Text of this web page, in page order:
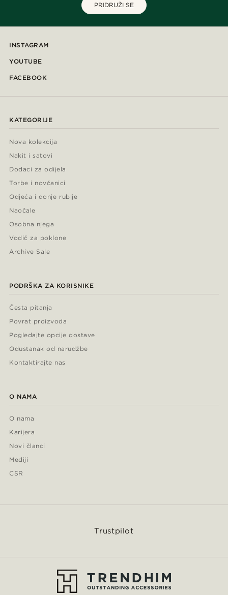
PRIDRUŽI SE
INSTAGRAM
YOUTUBE
FACEBOOK
KATEGORIJE
Nova kolekcija
Nakit i satovi
Dodaci za odijela
Torbe i novčanici
Odjeća i donje rublje
Naočale
Osobna njega
Vodič za poklone
Archive Sale
PODRŠKA ZA KORISNIKE
Česta pitanja
Povrat proizvoda
Pogledajte opcije dostave
Odustanak od narudžbe
Kontaktirajte nas
O NAMA
O nama
Karijera
Novi članci
Mediji
CSR
Trustpilot